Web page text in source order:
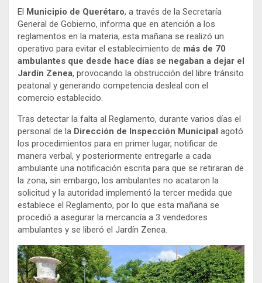
El Municipio de Querétaro, a través de la Secretaría
General de Gobierno, informa que en atención a los
reglamentos en la materia, esta mañana se realizó un
operativo para evitar el establecimiento de más de 70
ambulantes que desde hace días se negaban a dejar el
Jardín Zenea, provocando la obstrucción del libre tránsito
peatonal y generando competencia desleal con el
comercio establecido.
Tras detectar la falta al Reglamento, durante varios días el
personal de la Dirección de Inspección Municipal agotó
los procedimientos para en primer lugar, notificar de
manera verbal, y posteriormente entregarle a cada
ambulante una notificación escrita para que se retiraran de
la zona, sin embargo, los ambulantes no acataron la
solicitud y la autoridad implementó la tercer medida que
establece el Reglamento, por lo que esta mañana se
procedió a asegurar la mercancía a 3 vendedores
ambulantes y se liberó el Jardín Zenea.